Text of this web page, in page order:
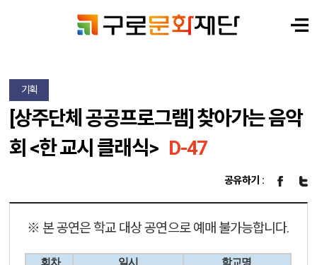
기획
[상주단체 공공프로그램] 찾아가는 음악
회 <한 교시 클래식> D-47
공유하기 :
※ 본 공연은 학교 대상 공연으로 예매 불가능합니다.
회차 일시
학교명